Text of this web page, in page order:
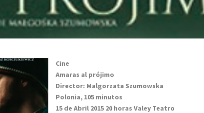
Cine
Amaras al prójimo
Director: Malgorzata Szumowska
Polonia, 105 minutos
15 de Abril 2015 20 horas Valey Teatro